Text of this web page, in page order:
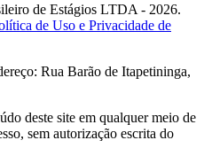
de Estágios LTDA - 2026.
de Uso e Privacidade de
Rua Barão de Itapetininga,
deste site em qualquer meio de
sem autorização escrita do